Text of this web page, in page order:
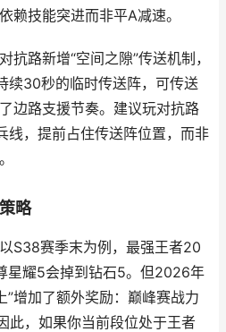
赖技能突进而非平A减速。
抗路新增“空间之隙”传送机制，
续30秒的临时传送阵，可传送
边路支援节奏。建议玩对抗路
线，提前占住传送阵位置，而非
略
S38赛季末为例，最强王者20
星耀5会掉到钻石5。但2026年
”增加了额外奖励：巅峰赛战力
此，如果你当前段位处于王者